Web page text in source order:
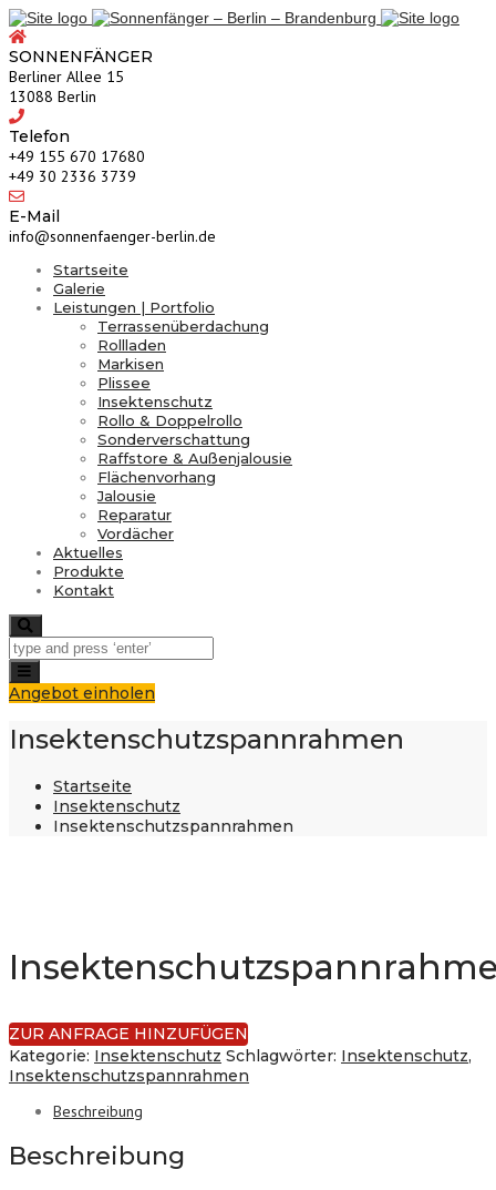
SONNENFÄNGER
Berliner Allee 15
13088 Berlin
Telefon
‎+49 155 670 17680
+49 30 2336 3739
E-Mail
info@sonnenfaenger-berlin.de
Startseite
Galerie
Leistungen | Portfolio
Terrassenüberdachung
Rollladen
Markisen
Plissee
Insektenschutz
Rollo & Doppelrollo
Sonderverschattung
Raffstore & Außenjalousie
Flächenvorhang
Jalousie
Reparatur
Vordächer
Aktuelles
Produkte
Kontakt
Toggle
navigation
Angebot einholen
Insektenschutzspannrahmen
Startseite
Insektenschutz
Insektenschutzspannrahmen
ZUR ANFRAGE HINZUFÜGEN
Kategorie: Insektenschutz Schlagwörter: Insektenschutz,
Insektenschutzspannrahmen
Beschreibung
Beschreibung